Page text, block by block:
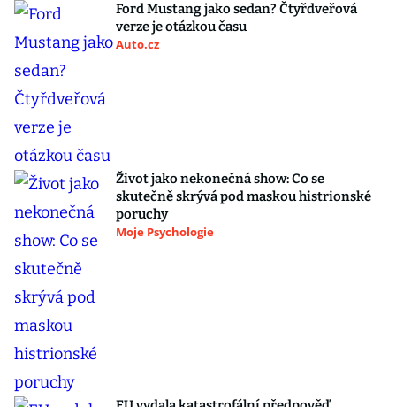
Ford Mustang jako sedan? Čtyřdveřová
verze je otázkou času
Auto.cz
Život jako nekonečná show: Co se
skutečně skrývá pod maskou histrionské
poruchy
Moje Psychologie